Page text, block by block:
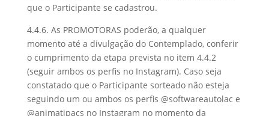
que o Participante se cadastrou.
4.4.6. As PROMOTORAS poderão, a qualquer
momento até a divulgação do Contemplado, conferir
o cumprimento da etapa prevista no item 4.4.2
(seguir ambos os perfis no Instagram). Caso seja
constatado que o Participante sorteado não esteja
seguindo um ou ambos os perfis @softwareautolac e
@animatipacs no Instagram no momento da